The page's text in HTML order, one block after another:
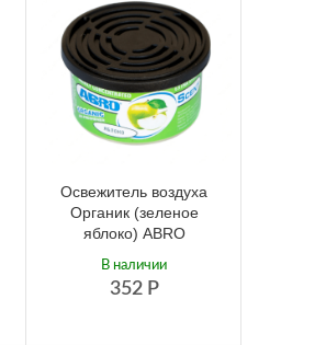
Освежитель воздуха
Органик (зеленое
яблоко) ABRO
352 Р
В наличии